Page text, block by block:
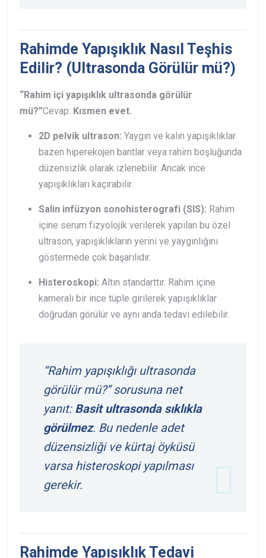
Rahimde Yapışıklık Nasıl Teşhis
Edilir? (Ultrasonda Görülür mü?)
“Rahim içi yapışıklık ultrasonda görülür
mü?”Cevap: Kısmen evet.
2D pelvik ultrason: Yaygın ve kalın yapışıklıklar
bazen hiperekojen bantlar veya rahim boşluğunda
düzensizlik olarak izlenebilir. Ancak ince
yapışıklıkları kaçırabilir.
Salin infüzyon sonohisterografi (SIS): Rahim
içine serum fizyolojik verilerek yapılan bu özel
ultrason, yapışıklıkların yerini ve yaygınlığını
göstermede çok başarılıdır.
Histeroskopi: Altın standarttır. Rahim içine
kameralı bir ince tüple girilerek yapışıklıklar
doğrudan görülür ve aynı anda tedavi edilebilir.
“Rahim yapışıklığı ultrasonda
görülür mü?” sorusuna net
yanıt: Basit ultrasonda sıklıkla
görülmez. Bu nedenle adet
düzensizliği ve kürtaj öyküsü
varsa histeroskopi yapılması
gerekir.
Rahimde Yapışıklık Tedavi